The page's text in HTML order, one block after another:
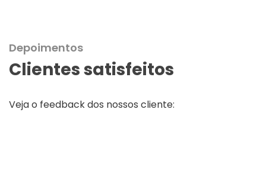
Depoimentos
Clientes satisfeitos
Veja o feedback dos nossos cliente: